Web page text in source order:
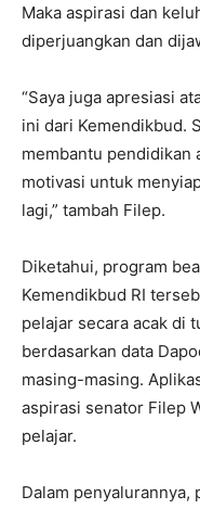
Maka aspirasi dan
diperjuangkan dan
“Saya juga apresiasi
ini dari Kemendikbud.
membantu pendidikan
motivasi untuk
lagi,” tambah Filep.
Diketahui, program
Kemendikbud RI
pelajar secara acak di
berdasarkan data
masing-masing.
aspirasi senator Filep
pelajar.
Dalam